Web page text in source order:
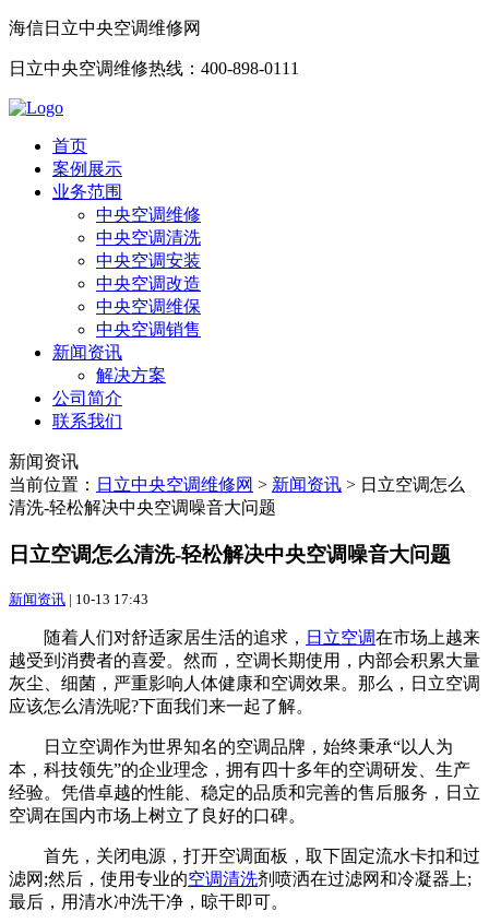
海信日立中央空调维修网
日立中央空调维修热线：400-898-0111
首页
案例展示
业务范围
中央空调维修
中央空调清洗
中央空调安装
中央空调改造
中央空调维保
中央空调销售
新闻资讯
解决方案
公司简介
联系我们
新闻资讯
当前位置： 日立中央空调维修网 > 新闻资讯 > 日立空调怎么
清洗-轻松解决中央空调噪音大问题
日立空调怎么清洗-轻松解决中央空调噪音大问题
新闻资讯 | 10-13 17:43
随着人们对舒适家居生活的追求， 日立空调在市场上越来
越受到消费者的喜爱。然而，空调长期使用，内部会积累大量
灰尘、细菌，严重影响人体健康和空调效果。那么，日立空调
应该怎么清洗呢?下面我们来一起了解。
日立空调作为世界知名的空调品牌，始终秉承“以人为
本，科技领先”的企业理念，拥有四十多年的空调研发、生产
经验。凭借卓越的性能、稳定的品质和完善的售后服务，日立
空调在国内市场上树立了良好的口碑。
首先，关闭电源，打开空调面板，取下固定流水卡扣和过
滤网;然后，使用专业的空调清洗剂喷洒在过滤网和冷凝器上;
最后，用清水冲洗干净，晾干即可。